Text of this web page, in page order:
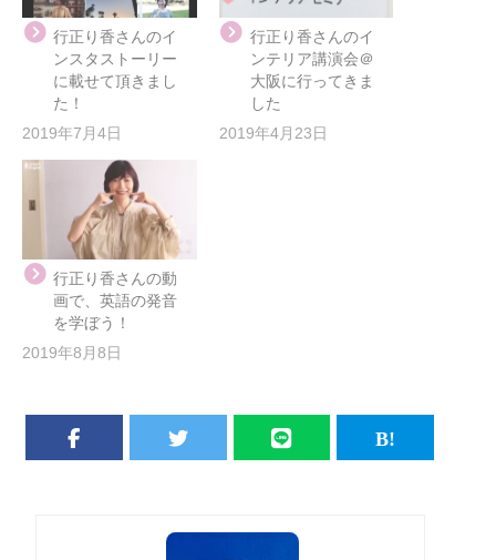
行正り香さんのイ
ンスタストーリー
に載せて頂きまし
た！
2019年7月4日
行正り香さんのイ
ンテリア講演会＠
大阪に行ってきま
した
2019年4月23日
行正り香さんの動
画で、英語の発音
を学ぼう！
2019年8月8日